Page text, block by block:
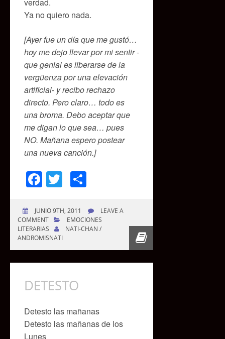
Ya no quiero nada.
[Ayer fue un día que me gustó…
hoy me dejo llevar por mi sentir -
que genial es liberarse de la
vergüenza por una elevación
artificial- y recibo rechazo
directo. Pero claro… todo es
una broma. Debo aceptar que
me digan lo que sea… pues
NO. Mañana espero postear
una nueva canción.]
Facebook
Twitter
JUNIO 9TH, 2011
LEAVE A
COMMENT
EMOCIONES
LITERARIAS
NATI-CHAN /
ANDROMISNATI
DETESTO
Detesto las mañanas
Detesto las mañanas de los
Lunes